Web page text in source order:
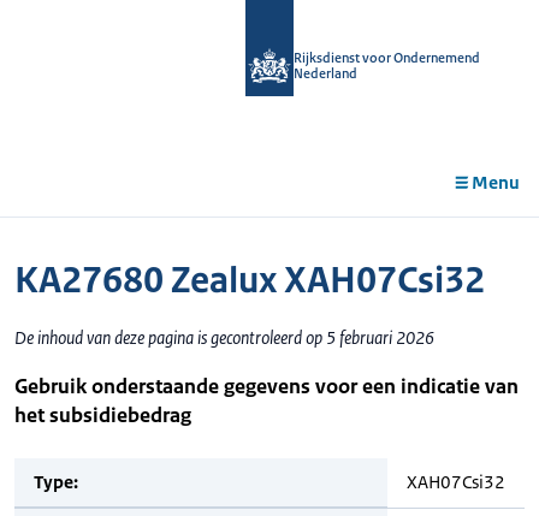
Rijksdienst voor Ondernemend
Nederland
Menu
KA27680 Zealux XAH07Csi32
De inhoud van deze pagina is gecontroleerd op 5 februari 2026
Gebruik onderstaande gegevens voor een indicatie van
het subsidiebedrag
Type: XAH07Csi32